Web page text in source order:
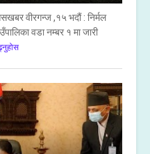
वीरगन्ज ,१५ भदौं : निर्मल
वडा नम्बर १ मा जारी